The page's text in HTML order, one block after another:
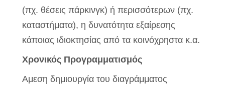
(πχ. θέσεις πάρκινγκ) ή περισσότερων (πχ.
καταστήματα), η δυνατότητα εξαίρεσης
κάποιας ιδιοκτησίας από τα κοινόχρηστα κ.α.
Χρονικός Προγραμματισμός
Αμεση δημιουργία του διαγράμματος